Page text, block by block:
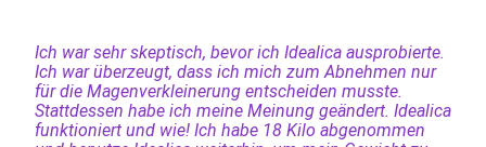
Ich war sehr skeptisch, bevor ich Idealica ausprobierte.
Ich war überzeugt, dass ich mich zum Abnehmen nur
für die Magenverkleinerung entscheiden musste.
Stattdessen habe ich meine Meinung geändert. Idealica
funktioniert und wie! Ich habe 18 Kilo abgenommen